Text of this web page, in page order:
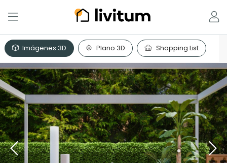
Imágenes 3D Plano 3D Shopping List